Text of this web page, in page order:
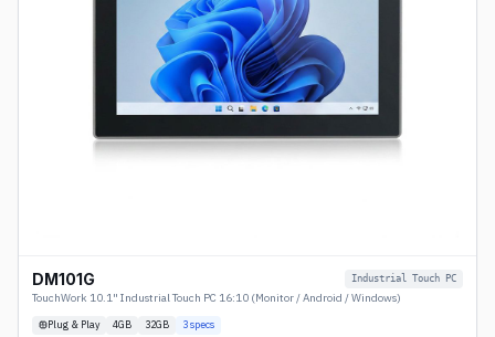
DM101G Industrial Touch PC
TouchWork 10.1" Industrial Touch PC 16:10 (Monitor / Android / Windows)
Plug & Play 4GB 32GB 3specs